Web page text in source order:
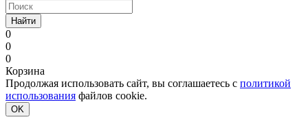
Найти
0
0
0
Корзина
Продолжая использовать сайт, вы соглашаетесь с политикой
использования файлов cookie.
OK